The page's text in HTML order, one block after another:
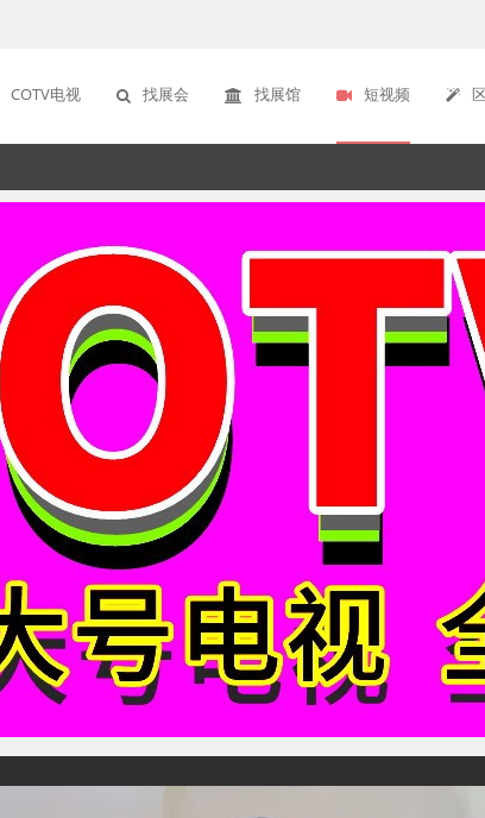
COTV电视 找展会 找展馆 短视频